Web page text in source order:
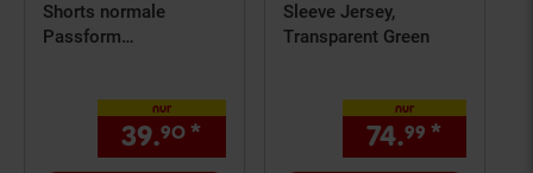
Shorts normale
Passform
nur
39.90 * € Sternchen
Sleeve Jersey,
Transparent Green
nur
74.99 *